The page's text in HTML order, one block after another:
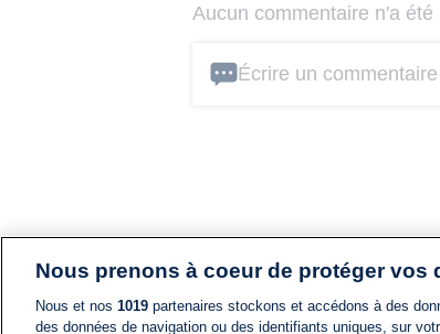
Aucun commentaire n'a
Écrire un
Nous prenons à coeur de protéger vos
Nous et nos 1019 partenaires stockons et accédons à des
des données de navigation ou des identifiants uniques, sur